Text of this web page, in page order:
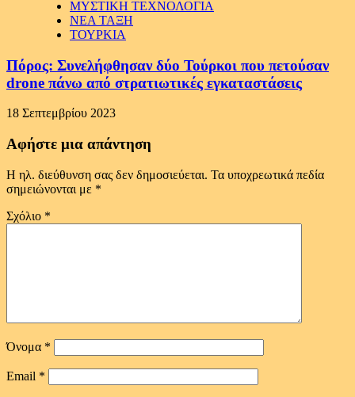
ΜΥΣΤΙΚΗ ΤΕΧΝΟΛΟΓΙΑ
ΝΕΑ ΤΑΞΗ
ΤΟΥΡΚΙΑ
Πόρος: Συνελήφθησαν δύο Τούρκοι που πετούσαν
drone πάνω από στρατιωτικές εγκαταστάσεις
18 Σεπτεμβρίου 2023
Αφήστε μια απάντηση
Η ηλ. διεύθυνση σας δεν δημοσιεύεται. Τα υποχρεωτικά πεδία
σημειώνονται με *
Σχόλιο *
Όνομα *
Email *